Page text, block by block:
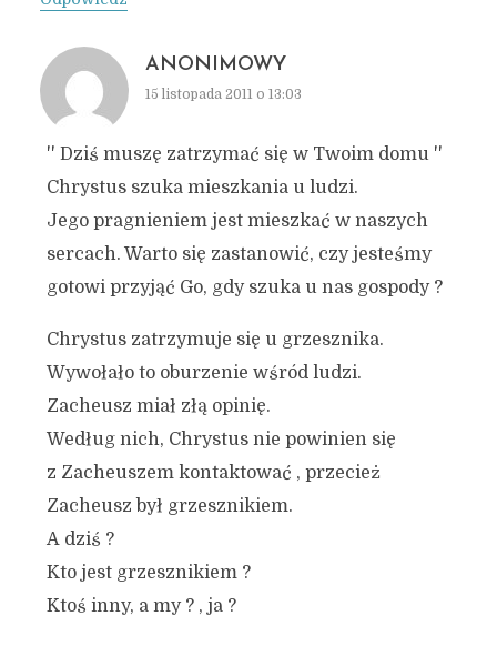
ANONIMOWY
15 listopada 2011 o 13:03
'' Dziś muszę zatrzymać się w Twoim domu ''
Chrystus szuka mieszkania u ludzi.
Jego pragnieniem jest mieszkać w naszych
sercach. Warto się zastanowić, czy jesteśmy
gotowi przyjąć Go, gdy szuka u nas gospody ?
Chrystus zatrzymuje się u grzesznika.
Wywołało to oburzenie wśród ludzi.
Zacheusz miał złą opinię.
Według nich, Chrystus nie powinien się
z Zacheuszem kontaktować , przecież
Zacheusz był grzesznikiem.
A dziś ?
Kto jest grzesznikiem ?
Ktoś inny, a my ? , ja ?